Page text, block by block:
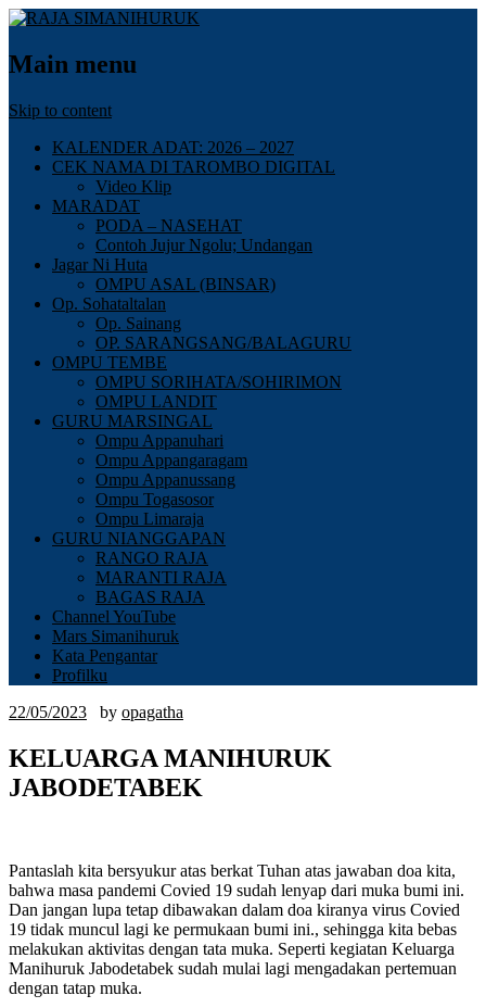
Main menu
Skip to content
KALENDER ADAT: 2026 – 2027
CEK NAMA DI TAROMBO DIGITAL
Video Klip
MARADAT
PODA – NASEHAT
Contoh Jujur Ngolu; Undangan
Jagar Ni Huta
OMPU ASAL (BINSAR)
Op. Sohataltalan
Op. Sainang
OP. SARANGSANG/BALAGURU
OMPU TEMBE
OMPU SORIHATA/SOHIRIMON
OMPU LANDIT
GURU MARSINGAL
Ompu Appanuhari
Ompu Appangaragam
Ompu Appanussang
Ompu Togasosor
Ompu Limaraja
GURU NIANGGAPAN
RANGO RAJA
MARANTI RAJA
BAGAS RAJA
Channel YouTube
Mars Simanihuruk
Kata Pengantar
Profilku
22/05/2023
by opagatha
KELUARGA MANIHURUK
JABODETABEK
Pantaslah kita bersyukur atas berkat Tuhan atas jawaban doa kita,
bahwa masa pandemi Covied 19 sudah lenyap dari muka bumi ini.
Dan jangan lupa tetap dibawakan dalam doa kiranya virus Covied
19 tidak muncul lagi ke permukaan bumi ini., sehingga kita bebas
melakukan aktivitas dengan tata muka. Seperti kegiatan Keluarga
Manihuruk Jabodetabek sudah mulai lagi mengadakan pertemuan
dengan tatap muka.